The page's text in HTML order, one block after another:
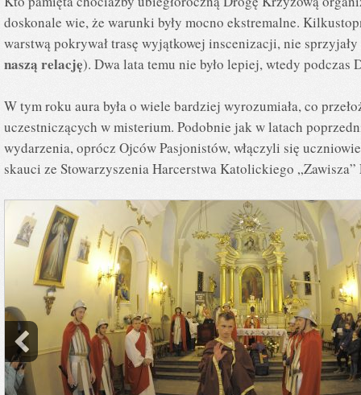
doskonale wie, że warunki były mocno ekstremalne.
warstwą pokrywał trasę wyjątkowej inscenizacji, nie
naszą relację). Dwa lata temu nie było lepiej, wtedy podczas
W tym roku aura była o wiele bardziej wyrozumiała, co
uczestniczących w misterium. Podobnie jak w latach
wydarzenia, oprócz Ojców Pasjonistów, włączyli się
skauci ze Stowarzyszenia Harcerstwa Katolickiego „Zawisza”